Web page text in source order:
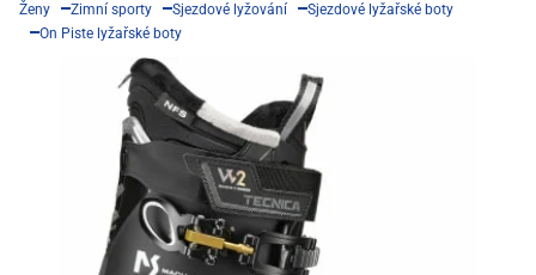
Ženy Zimní sporty Sjezdové lyžování
Sjezdové lyžařské boty
On Piste lyžařské boty